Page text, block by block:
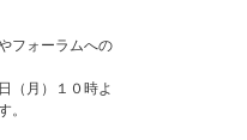
フォーラムへの
（月）１０時よ